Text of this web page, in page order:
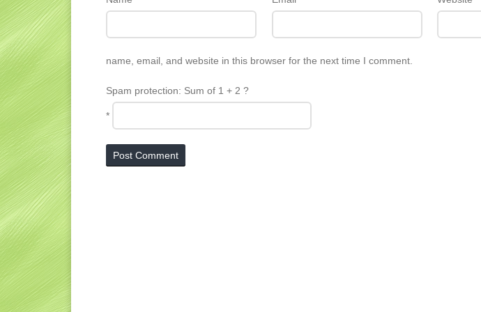
name, email, and website in this browser for the next time I comment.
Spam protection: Sum of 1 + 2 ?
*